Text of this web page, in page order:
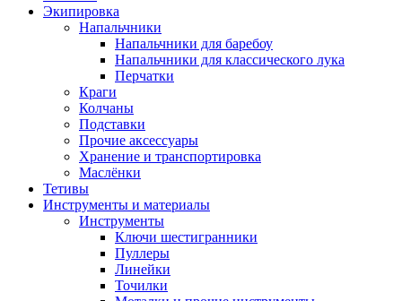
Экипировка
Напальчники
Напальчники для баребоу
Напальчники для классического лука
Перчатки
Краги
Колчаны
Подставки
Прочие аксессуары
Хранение и транспортировка
Маслёнки
Тетивы
Инструменты и материалы
Инструменты
Ключи шестигранники
Пуллеры
Линейки
Точилки